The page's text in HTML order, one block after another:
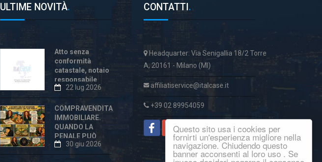
Questo sito usa i cookies per
fornirti un'esperienza migliore nella
navigazione. Chiudendo questo
banner acconsenti al loro uso . Se
ULTIME NOVITÀ.
Atto senza
conformità
catastale, notaio
responsabile
anche dopo la
«correzione»
22 lug 2026
COMPRAVENDITA
IMMOBILIARE.
QUANDO LA
PENALE PUÒ
ESSERE
ECCESSIVA E
30 giu 2026
CONTATTI .
Headquarter: Via Senigallia 18/2 Torre
A, 20161 - Milano (MI)
affiliatiservice@italcase.it
+39 02 89954059